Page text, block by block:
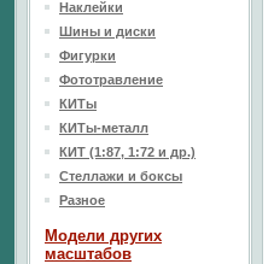
Наклейки
Шины и диски
Фигурки
Фототравление
КИТы
КИТы-металл
КИТ (1:87, 1:72 и др.)
Стеллажи и боксы
Разное
Модели других
масштабов